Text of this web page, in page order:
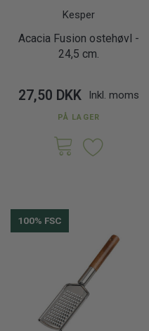
Kesper
Acacia Fusion ostehøvl -
24,5 cm.
27,50 DKK Inkl. moms
PÅ LAGER
100% FSC